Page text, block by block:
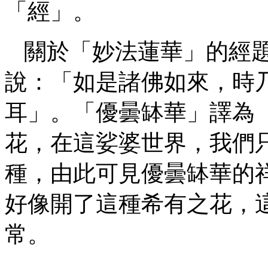
「經」。
關於「妙法蓮華」的經
說：「如是諸佛如來，時
耳」。「優曇缽華」譯為
花，在這娑婆世界，我們
種，由此可見優曇缽華的
好像開了這種希有之花，
常。